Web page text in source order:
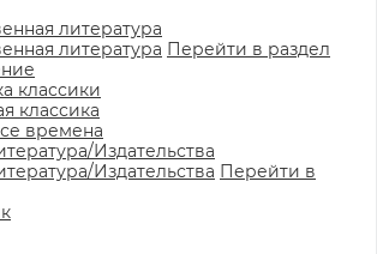
литература
литература Перейти в раздел
классики
классика
времена
Издательства
Издательства Перейти в